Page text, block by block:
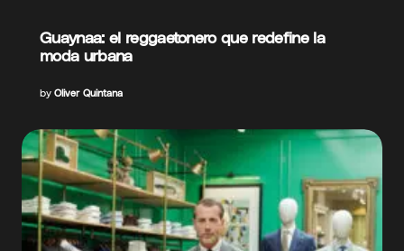
Guaynaa: el reggaetonero que redefine la
moda urbana
by Oliver Quintana